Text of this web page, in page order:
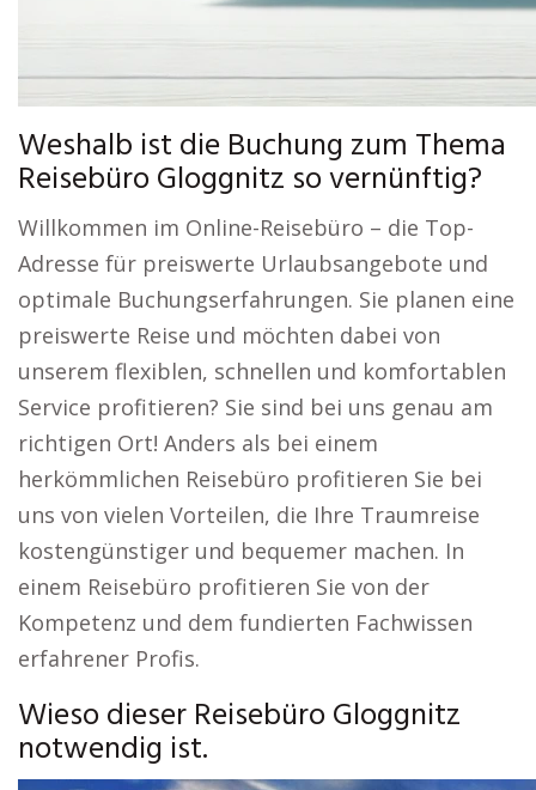
Weshalb ist die Buchung zum Thema
Reisebüro Gloggnitz so vernünftig?
Willkommen im Online-Reisebüro – die Top-
Adresse für preiswerte Urlaubsangebote und
optimale Buchungserfahrungen. Sie planen eine
preiswerte Reise und möchten dabei von
unserem flexiblen, schnellen und komfortablen
Service profitieren? Sie sind bei uns genau am
richtigen Ort! Anders als bei einem
herkömmlichen Reisebüro profitieren Sie bei
uns von vielen Vorteilen, die Ihre Traumreise
kostengünstiger und bequemer machen. In
einem Reisebüro profitieren Sie von der
Kompetenz und dem fundierten Fachwissen
erfahrener Profis.
Wieso dieser Reisebüro Gloggnitz
notwendig ist.